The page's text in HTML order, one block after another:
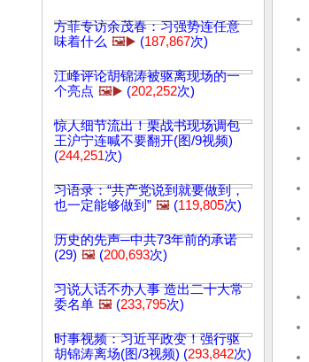
方菲专访余茂春：习强势连任意
味着什么 🖼️▶️ (187,867次)
江峰评论胡锦涛被驱离现场的一
个亮点 🖼️▶️ (202,252次)
惊人细节流出！栗战书现场调包
王沪宁连喊不要翻开(图/9视频)
(244,251次)
习语录：“共产党说到就要做到，
也一定能够做到” 🖼️ (119,805次)
历史的先声─中共73年前的承诺
(29) 🖼️ (200,693次)
习说人话不办人事 造出二十大常
委名单 🖼️ (233,795次)
时事视频：习近平政变！强行驱
胡锦涛离场(图/3视频) (293,842次)